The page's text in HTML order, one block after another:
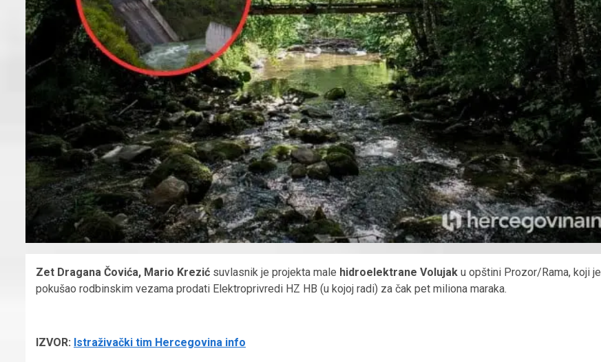
Zet Dragana Čovića, Mario Krezić suvlasnik je projekta male hidroelektrane Volujak u opštini Prozor/Rama, koji je
pokušao rodbinskim vezama prodati Elektroprivredi HZ HB (u kojoj radi) za čak pet miliona maraka.
IZVOR: Istraživački tim Hercegovina info